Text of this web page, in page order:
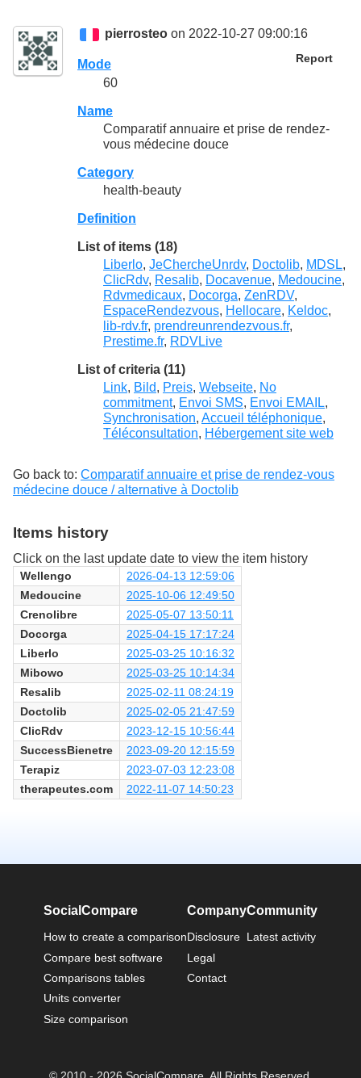
pierrosteo on 2022-10-27 09:00:16
Report
Mode
60
Name
Comparatif annuaire et prise de rendez-
vous médecine douce
Category
health-beauty
Definition
List of items (18)
Liberlo, JeChercheUnrdv, Doctolib, MDSL,
ClicRdv, Resalib, Docavenue, Medoucine,
Rdvmedicaux, Docorga, ZenRDV,
EspaceRendezvous, Hellocare, Keldoc,
lib-rdv.fr, prendreunrendezvous.fr,
Prestime.fr, RDVLive
List of criteria (11)
Link, Bild, Preis, Webseite, No
commitment, Envoi SMS, Envoi EMAIL,
Synchronisation, Accueil téléphonique,
Téléconsultation, Hébergement site web
Go back to: Comparatif annuaire et prise de rendez-vous
médecine douce / alternative à Doctolib
Items history
Click on the last update date to view the item history
Wellengo
2026-04-13 12:59:06
Medoucine
2025-10-06 12:49:50
Crenolibre
2025-05-07 13:50:11
Docorga
2025-04-15 17:17:24
Liberlo
2025-03-25 10:16:32
Mibowo
2025-03-25 10:14:34
Resalib
2025-02-11 08:24:19
Doctolib
2025-02-05 21:47:59
ClicRdv
2023-12-15 10:56:44
SuccessBienetre
2023-09-20 12:15:59
Terapiz
2023-07-03 12:23:08
therapeutes.com
2022-11-07 14:50:23
SocialCompare
How to create a comparison
Compare best software
Comparisons tables
Units converter
Size comparison
Company
Disclosure
Legal
Contact
Community
Latest activity